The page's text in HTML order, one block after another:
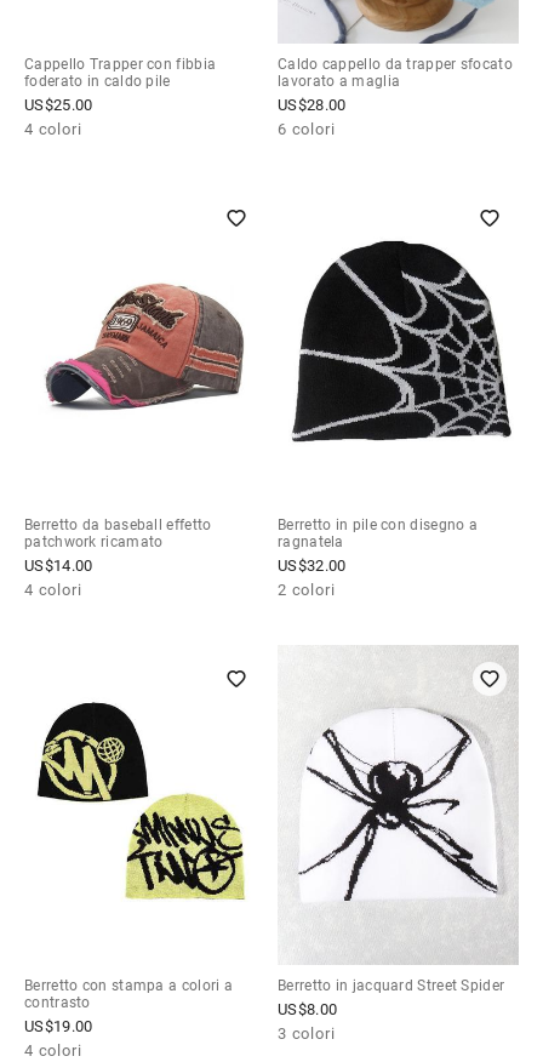
Cappello Trapper con fibbia
foderato in caldo pile
US$25.00
4 colori
Caldo cappello da trapper sfocato
lavorato a maglia
US$28.00
6 colori
Berretto da baseball effetto
patchwork ricamato
US$14.00
4 colori
Berretto in pile con disegno a
ragnatela
US$32.00
2 colori
Berretto con stampa a colori a
contrasto
US$19.00
4 colori
Berretto in jacquard Street Spider
US$8.00
3 colori